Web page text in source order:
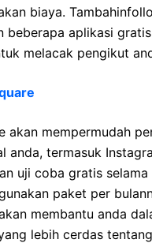
biaya.
beberapa aplikasi
melacak pengikut
akan mempermudah
anda, termasuk
uji coba gratis selama
paket per
membantu anda
lebih cerdas